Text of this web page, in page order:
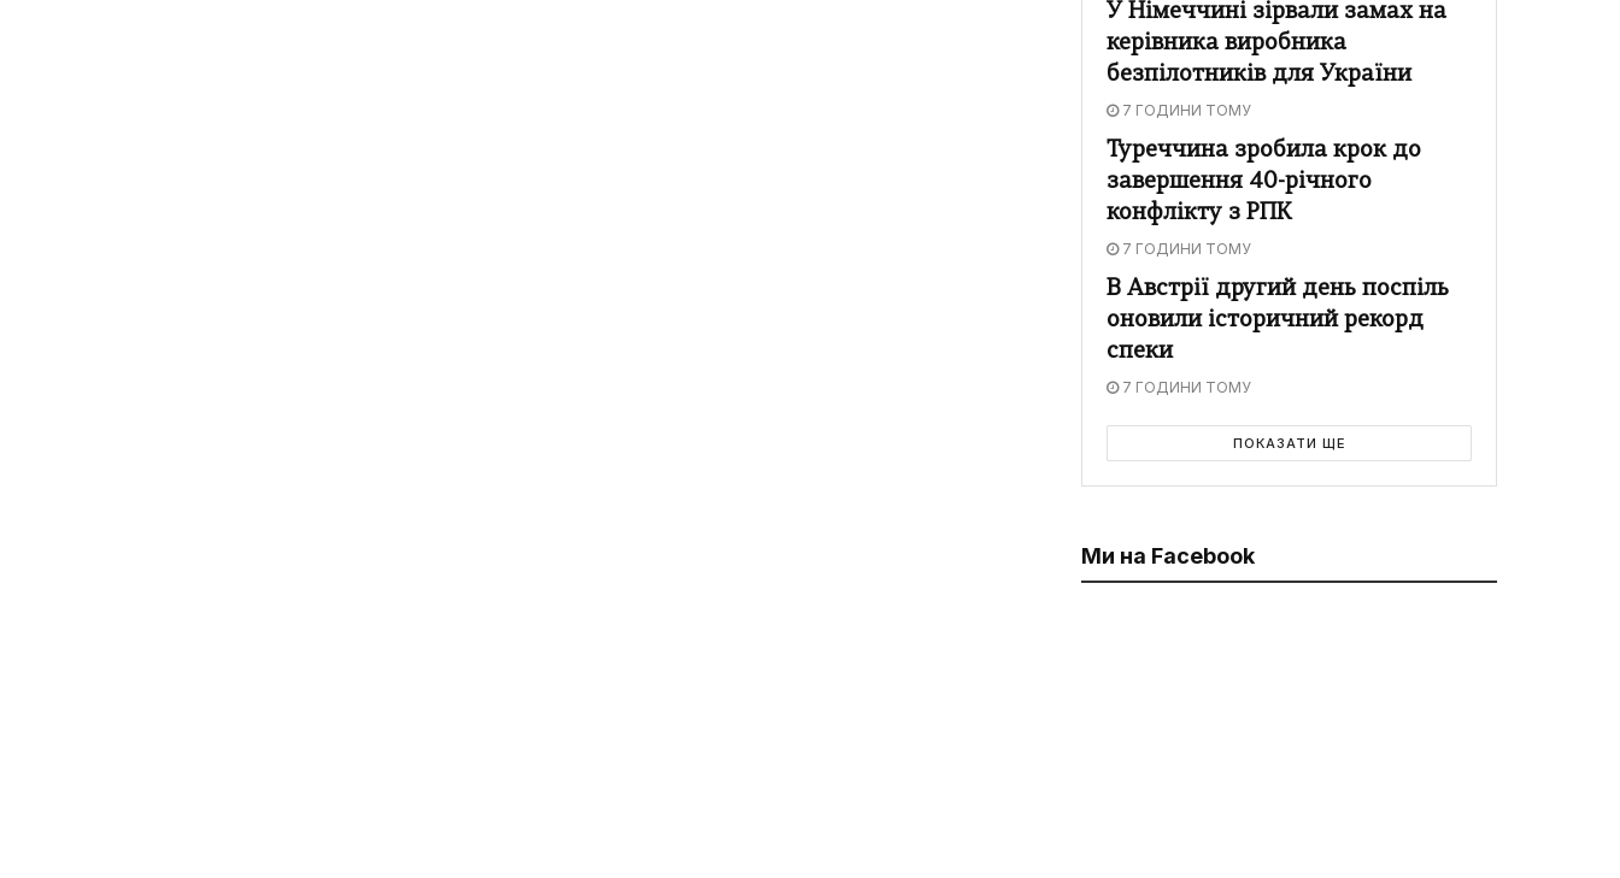
У Німеччині зірвали замах на
керівника виробника
безпілотників для України
7 ГОДИНИ ТОМУ
Туреччина зробила крок до
завершення 40-річного
конфлікту з РПК
7 ГОДИНИ ТОМУ
В Австрії другий день поспіль
оновили історичний рекорд
спеки
7 ГОДИНИ ТОМУ
ПОКАЗАТИ ЩЕ
Ми на Facebook